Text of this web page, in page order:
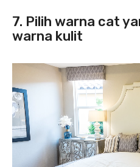
7. Pilih warna cat
warna kulit